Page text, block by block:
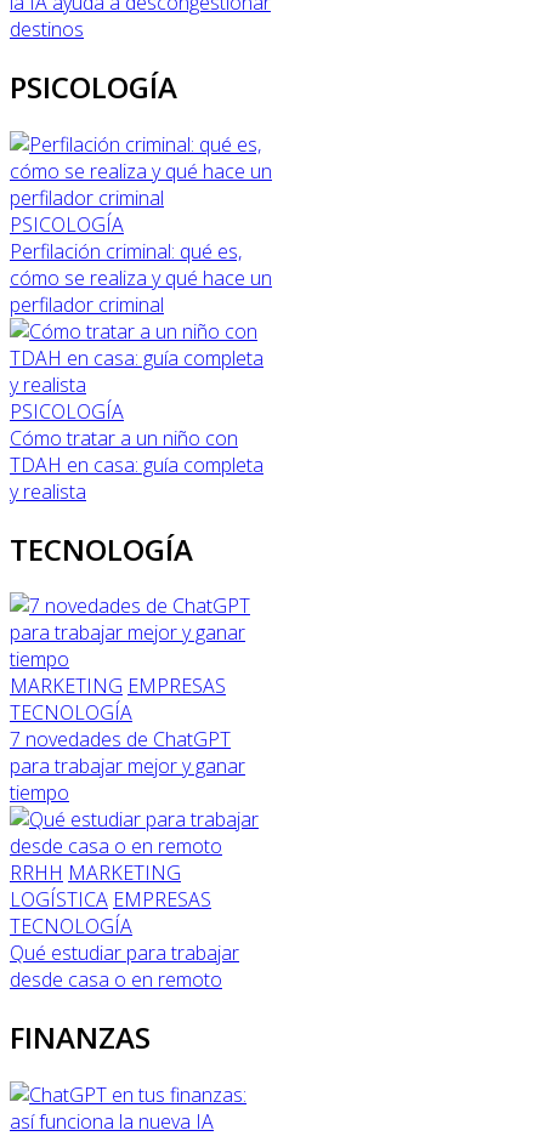
destinos
PSICOLOGÍA
PSICOLOGÍA
Perfilación criminal: qué es,
cómo se realiza y qué hace un
perfilador criminal
PSICOLOGÍA
Cómo tratar a un niño con
TDAH en casa: guía completa
y realista
TECNOLOGÍA
MARKETING EMPRESAS
TECNOLOGÍA
7 novedades de ChatGPT
para trabajar mejor y ganar
tiempo
RRHH MARKETING
LOGÍSTICA EMPRESAS
TECNOLOGÍA
Qué estudiar para trabajar
desde casa o en remoto
FINANZAS